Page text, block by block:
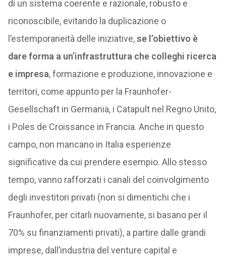
di un sistema coerente e razionale, robusto e
riconoscibile, evitando la duplicazione o
l’estemporaneità delle iniziative,se l’obiettivo è
dare forma a un’infrastruttura che colleghi ricerca
e impresa, formazione e produzione, innovazione e
territori, come appunto per la Fraunhofer-
Gesellschaft in Germania, i Catapult nel Regno Unito,
i Poles de Croissance in Francia. Anche in questo
campo, non mancano in Italia esperienze
significative da cui prendere esempio. Allo stesso
tempo, vanno rafforzati i canali del coinvolgimento
degli investitori privati (non si dimentichi che i
Fraunhofer, per citarli nuovamente, si basano per il
70% su finanziamenti privati), a partire dalle grandi
imprese, dall’industria del venture capital e